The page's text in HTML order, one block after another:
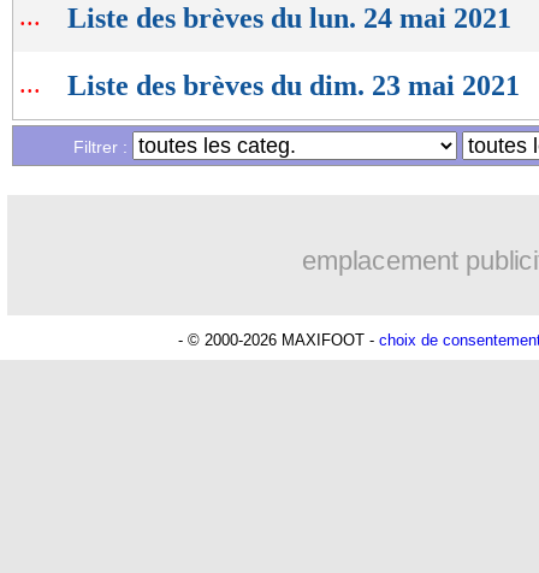
... Liste des brèves du lun. 24 mai 2021
... Liste des brèves du dim. 23 mai 2021
Filtrer :
emplacement
- © 2000-2026 MAXIFOOT - choix de